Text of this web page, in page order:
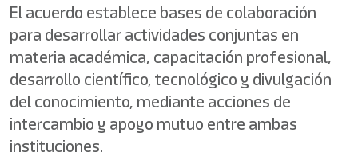
El acuerdo establece bases de colaboración
para desarrollar actividades conjuntas en
materia académica, capacitación profesional,
desarrollo científico, tecnológico y divulgación
del conocimiento, mediante acciones de
intercambio y apoyo mutuo entre ambas
instituciones.